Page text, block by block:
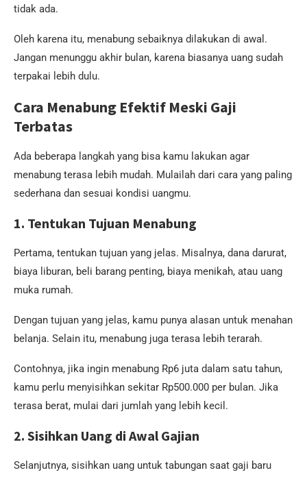
tidak ada.
Oleh karena itu, menabung sebaiknya dilakukan di awal.
Jangan menunggu akhir bulan, karena biasanya uang sudah
terpakai lebih dulu.
Cara Menabung Efektif Meski Gaji
Terbatas
Ada beberapa langkah yang bisa kamu lakukan agar
menabung terasa lebih mudah. Mulailah dari cara yang paling
sederhana dan sesuai kondisi uangmu.
1. Tentukan Tujuan Menabung
Pertama, tentukan tujuan yang jelas. Misalnya, dana darurat,
biaya liburan, beli barang penting, biaya menikah, atau uang
muka rumah.
Dengan tujuan yang jelas, kamu punya alasan untuk menahan
belanja. Selain itu, menabung juga terasa lebih terarah.
Contohnya, jika ingin menabung Rp6 juta dalam satu tahun,
kamu perlu menyisihkan sekitar Rp500.000 per bulan. Jika
terasa berat, mulai dari jumlah yang lebih kecil.
2. Sisihkan Uang di Awal Gajian
Selanjutnya, sisihkan uang untuk tabungan saat gaji baru